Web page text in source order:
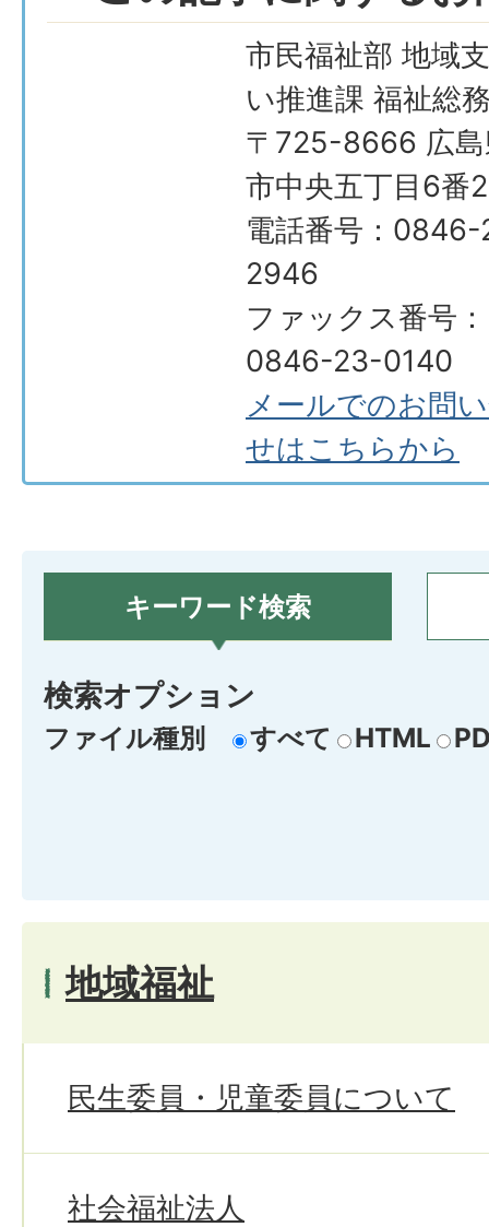
市民福祉部 地域
い推進課 福祉総
〒725-8666 広島
市中央五丁目6番
電話番号：
2946
ファックス番号：
0846-23-0140
メールでのお問
せはこちらから
キーワード検索
検索オプション
ファイル種別 すべて HTML
地域福祉
民生委員・児童委員について
社会福祉法人